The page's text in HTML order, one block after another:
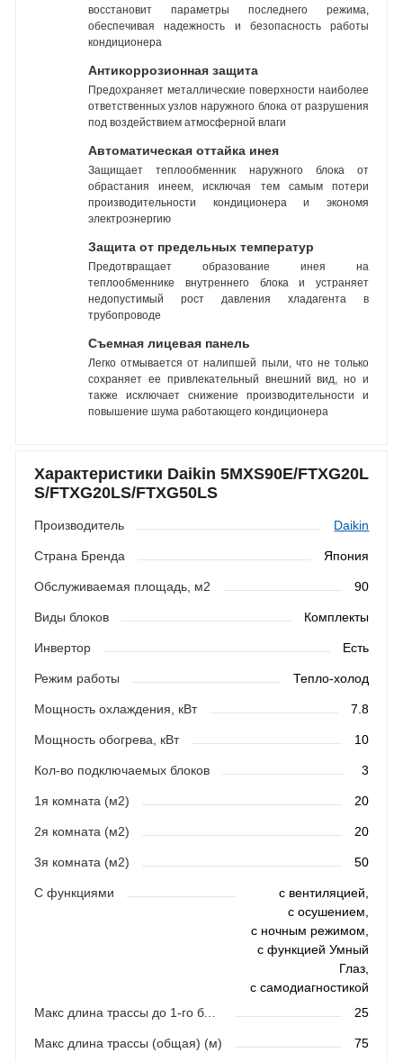
восстановит параметры последнего режима,
обеспечивая надежность и безопасность работы
кондиционера
Антикоррозионная защита
Предохраняет металлические поверхности наиболее
ответственных узлов наружного блока от разрушения
под воздействием атмосферной влаги
Автоматическая оттайка инея
Защищает теплообменник наружного блока от
обрастания инеем, исключая тем самым потери
производительности кондиционера и экономя
электроэнергию
Защита от предельных температур
Предотвращает образование инея на
теплообменнике внутреннего блока и устраняет
недопустимый рост давления хладагента в
трубопроводе
Съемная лицевая панель
Легко отмывается от налипшей пыли, что не только
сохраняет ее привлекательный внешний вид, но и
также исключает снижение производительности и
повышение шума работающего кондиционера
Характеристики Daikin 5MXS90E/FTXG20L
S/FTXG20LS/FTXG50LS
Производитель Daikin
Страна Бренда Япония
Обслуживаемая площадь, м2 90
Виды блоков Комплекты
Инвертор Есть
Режим работы Тепло-холод
Мощность охлаждения, кВт 7.8
Мощность обогрева, кВт 10
Кол-во подключаемых блоков 3
1я комната (м2) 20
2я комната (м2) 20
3я комната (м2) 50
С функциями
с вентиляцией,
с осушением,
с ночным режимом,
с функцией Умный
Глаз,
с самодиагностикой
Макс длина трассы до 1-го блока
25
Макс длина трассы (общая) (м) 75